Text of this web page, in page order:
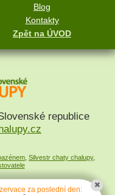
Blog
Kontakty
Zpět na ÚVOD
republice
, Silvestr chaty chalupy,
za poslední den: